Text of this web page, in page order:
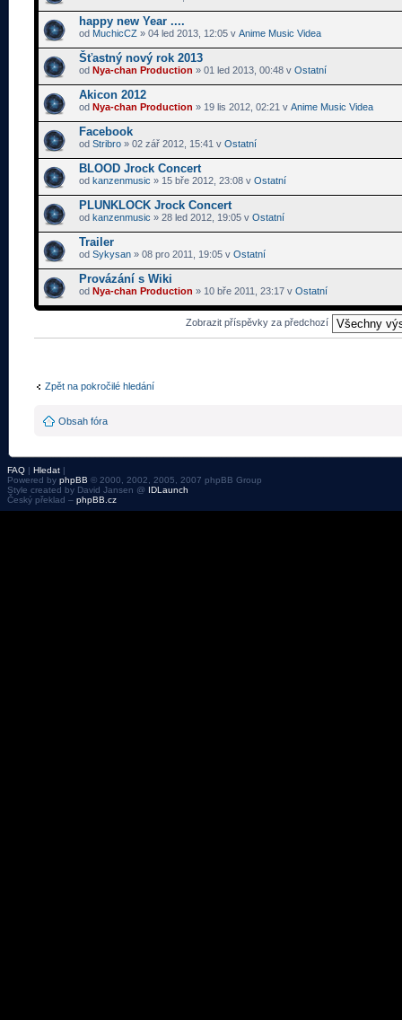
happy new Year ....
od MuchicCZ » 04 led 2013, 12:05 v Anime Music Videa
Šťastný nový rok 2013
od Nya-chan Production » 01 led 2013, 00:48 v Ostatní
Akicon 2012
od Nya-chan Production » 19 lis 2012, 02:21 v Anime Music Videa
Facebook
od Stribro » 02 zář 2012, 15:41 v Ostatní
BLOOD Jrock Concert
od kanzenmusic » 15 bře 2012, 23:08 v Ostatní
PLUNKLOCK Jrock Concert
od kanzenmusic » 28 led 2012, 19:05 v Ostatní
Trailer
od Sykysan » 08 pro 2011, 19:05 v Ostatní
Provázání s Wiki
od Nya-chan Production » 10 bře 2011, 23:17 v Ostatní
Zobrazit příspěvky za předchozí
Zpět na pokročilé hledání
Obsah fóra
FAQ | Hledat |
Powered by phpBB © 2000, 2002, 2005, 2007 phpBB Group
Style created by David Jansen @ IDLaunch
Český překlad – phpBB.cz